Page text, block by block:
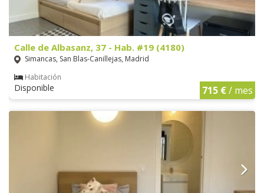
Calle de Albasanz, 37 - Hab. #19 (4180)
Simancas, San Blas-Canillejas, Madrid
Habitación
Disponible 715 €/ mes